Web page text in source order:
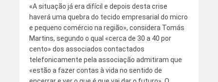
«A situação já era difícil e depois desta crise
haverá uma quebra do tecido empresarial do micro
e pequeno comércio na região», considera Tomás
Martins, segundo o qual «cerca de 30 a 40 por
cento» dos associados contactados
telefonicamente pela associação admitiram que
«estão a fazer contas à vida no sentido de